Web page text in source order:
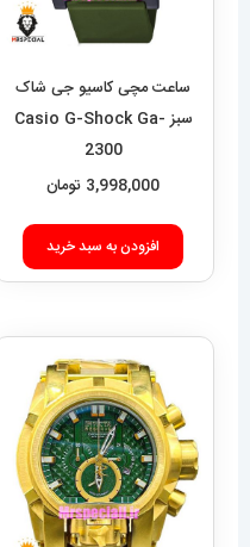
ساعت مچی کاسیو جی شاک
سبز Casio G-Shock Ga-
2300
3,998,000 تومان
افزودن به سبد خرید